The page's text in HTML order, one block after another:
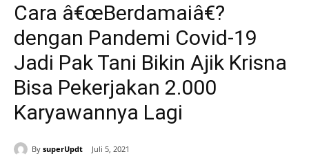
Cara â€œBerdamaiâ€?
dengan Pandemi Covid-19
Jadi Pak Tani Bikin Ajik Krisna
Bisa Pekerjakan 2.000
Karyawannya Lagi
By superUpdt Juli 5, 2021